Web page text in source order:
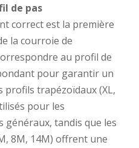
de pas
correct est la première
la courroie de
au profil de
pour garantir un
profils trapézoïdaux (XL,
pour les
tandis que les
8M, 14M) offrent une